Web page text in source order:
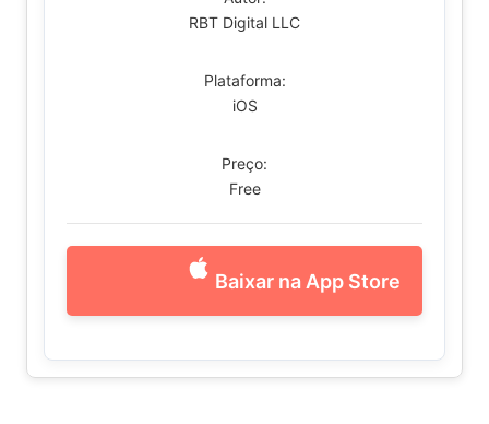
RBT Digital LLC
Plataforma:
iOS
Preço:
Free
Baixar na App Store